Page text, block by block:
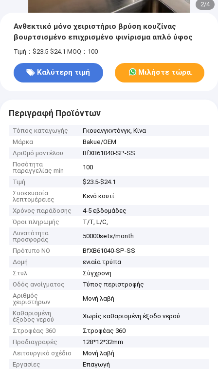
2/4
Ανθεκτικό μόνo χειριστήριο βρύση κουζίνας
βουρτσισμένο επιχρισμένο φινίρισμα απλό ύφος
Τιμή：$23.5-$24.1 MOQ：100
Καλύτερη τιμή Μιλήστε τώρα.
Περιγραφή Προϊόντων
Τόπος καταγωγής
Γκουανγκντόνγκ, Κίνα
Μάρκα
Bakue/OEM
Αριθμό μοντέλου
BfXB61040-SP-SS
Ποσότητα
παραγγελίας min
100
Τιμή
$23.5-$24.1
Συσκευασία
λεπτομέρειες
Κενό κουτί
Χρόνος παράδοσης
4-5 εβδομάδες
Όροι πληρωμής
T/T, L/C,
Δυνατότητα
προσφοράς
50000sets/month
Πρότυπο ΝΟ
BfXB61040-SP-SS
Δομή
ενιαία τρύπα
Στυλ
Σύγχρονη
Οδός ανοίγματος
Τύπος περιστροφής
Αριθμός
χειριστήρων
Μονή λαβή
Καθαρισμένη
έξοδος νερού
Χωρίς καθαρισμένη έξοδο νερού
Στροφέας 360
Στροφέας 360
Προδιαγραφές
128*12*32mm
Λειτουργικό σχέδιο
Μονή λαβή
Εργασίες
Επαγωγή